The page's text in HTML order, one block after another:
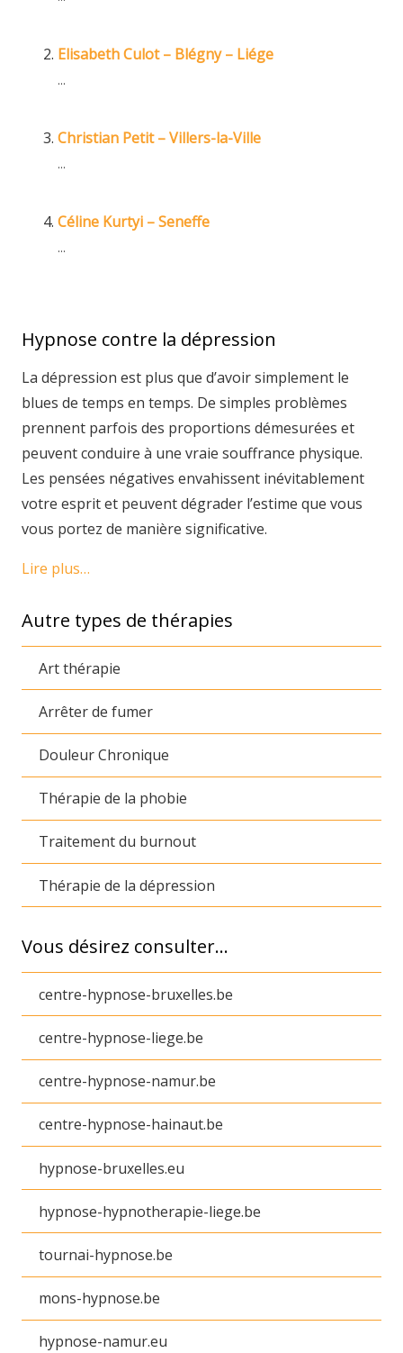
Elisabeth Culot – Blégny – Liége
...
Christian Petit – Villers-la-Ville
...
Céline Kurtyi – Seneffe
...
Hypnose contre la dépression
La dépression est plus que d’avoir simplement le
blues de temps en temps. De simples problèmes
prennent parfois des proportions démesurées et
peuvent conduire à une vraie souffrance physique.
Les pensées négatives envahissent inévitablement
votre esprit et peuvent dégrader l’estime que vous
vous portez de manière significative.
Lire plus…
Autre types de thérapies
Art thérapie
Arrêter de fumer
Douleur Chronique
Thérapie de la phobie
Traitement du burnout
Thérapie de la dépression
Vous désirez consulter…
centre-hypnose-bruxelles.be
centre-hypnose-liege.be
centre-hypnose-namur.be
centre-hypnose-hainaut.be
hypnose-bruxelles.eu
hypnose-hypnotherapie-liege.be
tournai-hypnose.be
mons-hypnose.be
hypnose-namur.eu